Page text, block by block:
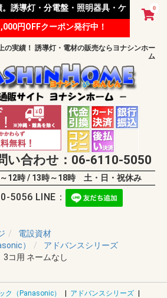
0
誘導灯・分電盤・照明器具・ケ
材を取り扱っています。
円OFFクーポン発行中！
の実績！ 誘導灯・電材の販売ならヨナシンホー
ム
い合わせ：06-6110-5050
12時 / 13時～18時 土・日・祝休み
5056 LINE：
電設資材
）
アドバンスシリーズ
3コ用 ネームなし
ク（Panasonic） | アドバンスシリーズ |